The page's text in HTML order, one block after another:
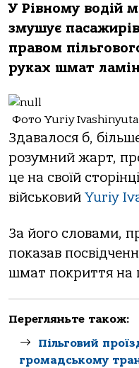
У Рівному водій
змушує
правом
руках шмат
Фото Yuriy Ivashinyuta
Здавалося б,
розумний жарт,
це на своїй
військовий Yuriy
За його словами,
показав
шмат покриття на
Перегляньте також:
Пільговий
громадському